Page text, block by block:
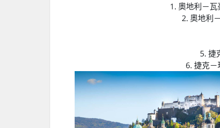
1. 奧地利－
2. 奧地利
5. 捷
6. 捷克